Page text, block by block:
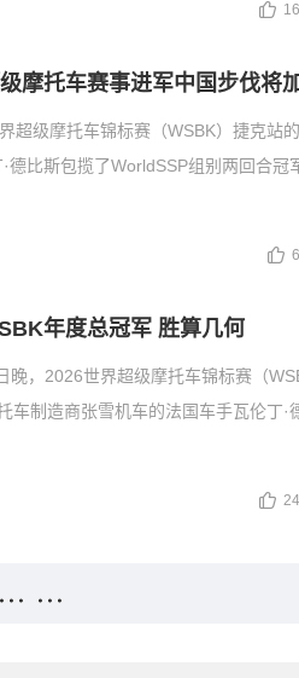
16
摩托车赛事进军中国步伐将
超级摩托车锦标赛（WSBK）捷克站
德比斯包揽了WorldSSP组别两回合冠
6
年度总冠军 胜算几何
，2026世界超级摩托车锦标赛（
车制造商张雪机车的法国车手瓦伦丁·
24